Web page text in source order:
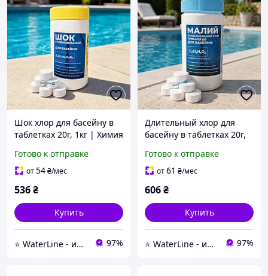
Шок хлор для басейну в
таблетках 20г, 1кг | Химия
Готово к отправке
от54₴/мес
536₴
Купить
⭐ WaterLine - интернет-магазин по продаже химии и оборудования для бассейнов 97%
Длительный хлор для
басейну в таблетках 20г,
Active Pool
Готово к отправке
от61 ₴/мес
606₴
Купить
⭐ WaterLine - интернет-магазин по продаже химии и оборудования для бассейнов 97%